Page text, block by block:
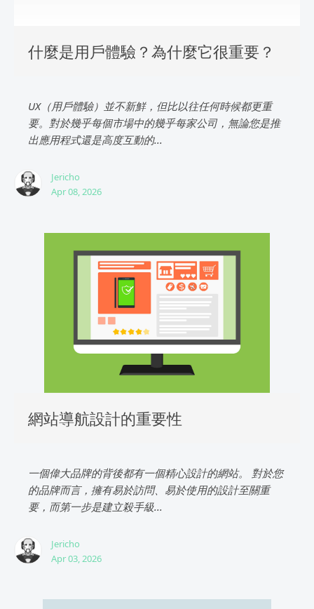
什麼是用戶體驗？為什麼它很重要？
UX（用戶體驗）並不新鮮，但比以往任何時候都更重
要。對於幾乎每個市場中的幾乎每家公司，無論您是推
出應用程式還是高度互動的...
Jericho
Apr 08, 2026
網站導航設計的重要性
一個偉大品牌的背後都有一個精心設計的網站。 對於您
的品牌而言，擁有易於訪問、易於使用的設計至關重
要，而第一步是建立殺手級...
Jericho
Apr 03, 2026